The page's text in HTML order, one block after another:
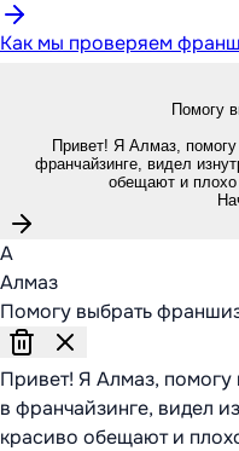
Как мы проверяем
Помогу
Привет! Я Алмаз,
франчайзинге, видел
обещают и плохо
А
Алмаз
Помогу выбрать
Привет! Я Алмаз,
в франчайзинге, видел
красиво обещают и